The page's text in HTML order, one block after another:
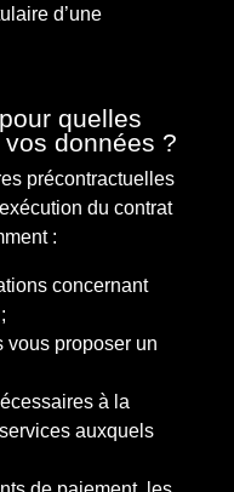
d’une
quelles
données ?
précontractuelles
du contrat
:
concernant
vous proposer un
à la
auxquels